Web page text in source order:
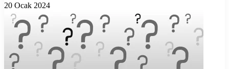
20 Ocak 2024